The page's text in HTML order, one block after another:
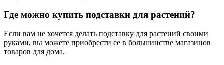
Где можно купить подставки для растений?
Если вам не хочется делать подставку для растений своими
руками, вы можете приобрести ее в большинстве магазинов
товаров для дома.